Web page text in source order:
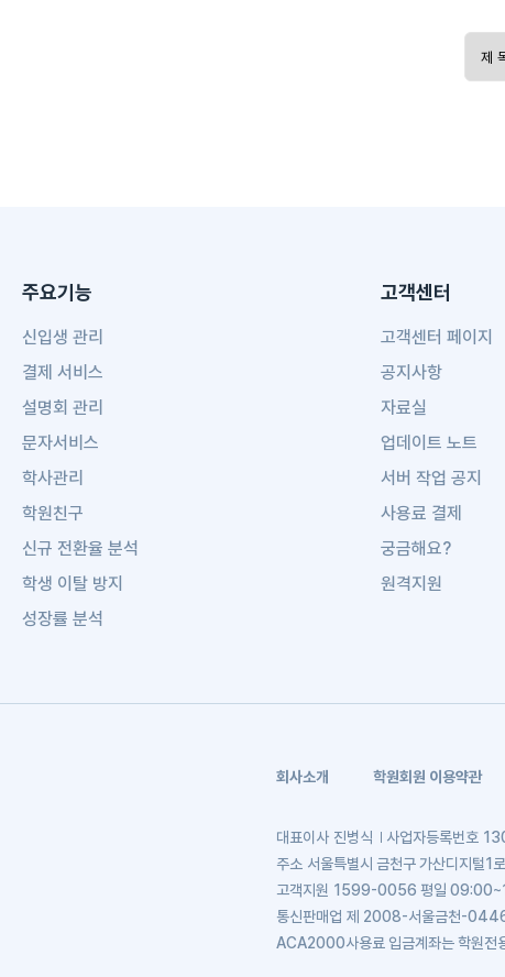
주요기능
신입생 관리
결제 서비스
설명회 관리
문자서비스
학사관리
학원친구
신규 전환율 분석
학생 이탈 방지
성장률 분석
고객센터
고객센터 페이지
공지사항
자료실
업데이트 노트
서버 작업 공지
사용료 결제
궁금해요?
원격지원
회사소개 학원회원 이용약관
대표이사 진병식 사업자등록번호
주소 서울특별시 금천구 가산디지털
고객지원 1599-0056 평일
통신판매업 제 2008-서울금천-
ACA2000사용료 입금계좌는 학원전